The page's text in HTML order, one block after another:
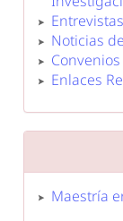
Entrevistas
Noticias
Convenios
Enlaces
Maestría